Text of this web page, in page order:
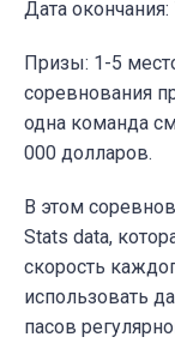
Дата окончания:
Призы: 1-5
соревнования
одна команда
000 долларов.
В этом
Stats data,
скорость
использовать
пасов